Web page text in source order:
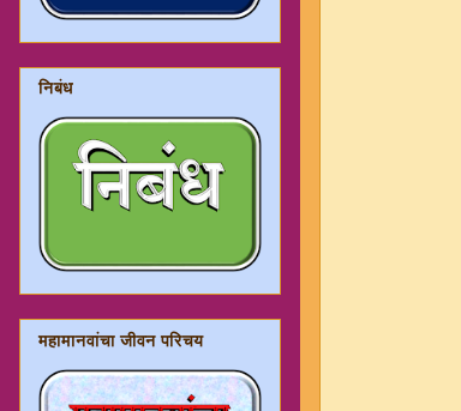
निबंध
महामानवांचा जीवन परिचय